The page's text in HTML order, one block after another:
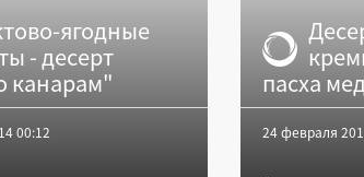
ягодные
- десерт
канарам"
00:12
пасха
24 февраля